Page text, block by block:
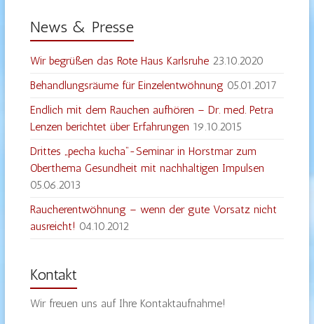
News & Presse
Wir begrüßen das Rote Haus Karlsruhe 23.10.2020
Behandlungsräume für Einzelentwöhnung 05.01.2017
Endlich mit dem Rauchen aufhören – Dr. med. Petra
Lenzen berichtet über Erfahrungen 19.10.2015
Drittes „pecha kucha“-Seminar in Horstmar zum
Oberthema Gesundheit mit nachhaltigen Impulsen
05.06.2013
Raucherentwöhnung – wenn der gute Vorsatz nicht
ausreicht! 04.10.2012
Kontakt
Wir freuen uns auf Ihre Kontaktaufnahme!